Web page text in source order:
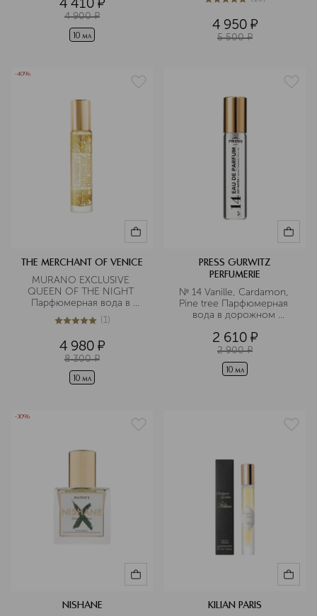
4 900 ¤
10 мл
5из 515
4 950 ¤
5 500 ¤
-40%
THE MERCHANT OF VENICE
MURANO EXCLUSIVE
QUEEN OF THE NIGHT
Парфюмерная вода в
дорожном формате
5из 51 (1)
4 980 ¤
8 300 ¤
10 мл
PRESS GURWITZ
PERFUMERIE
№ 14 Vanille, Cardamon,
Pine tree Парфюмерная
вода в дорожном
2 610 ¤
2 900 ¤
10 мл
-30%
NISHANE KILIAN PARIS